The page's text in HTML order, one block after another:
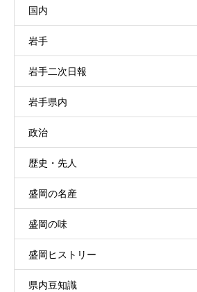
国内
岩手
岩手二次日報
岩手県内
政治
歴史・先人
盛岡の名産
盛岡の味
盛岡ヒストリー
県内豆知識